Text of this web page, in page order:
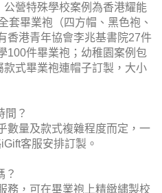
營特殊學校案例為香港耀能
套畢業袍（四方帽、黑色袍、
香港青年協會李兆基書院27件
100件畢業袍；幼稚園案例包
式畢業袍連帽子訂製，大小
間？
數量及款式複雜程度而定，一
客服安排訂製。
？
務，可在畢業袍上精緻繡製校